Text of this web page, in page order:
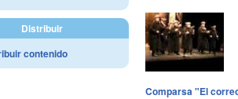
Distribuir
Comparsa "El